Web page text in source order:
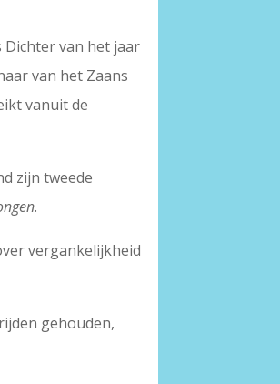
Dichter van het jaar
van het Zaans
vanuit de
zijn tweede
.
vergankelijkheid
gehouden,